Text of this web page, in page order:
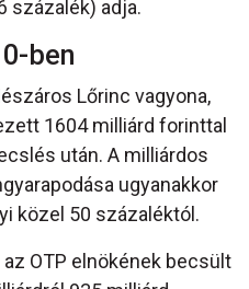
százalék) adja.
ben
Lőrinc vagyona,
1604 milliárd forinttal
után. A milliárdos
ugyanakkor
közel 50 százaléktól.
OTP elnökének becsült